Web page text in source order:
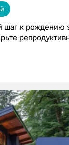
шаг к рождению